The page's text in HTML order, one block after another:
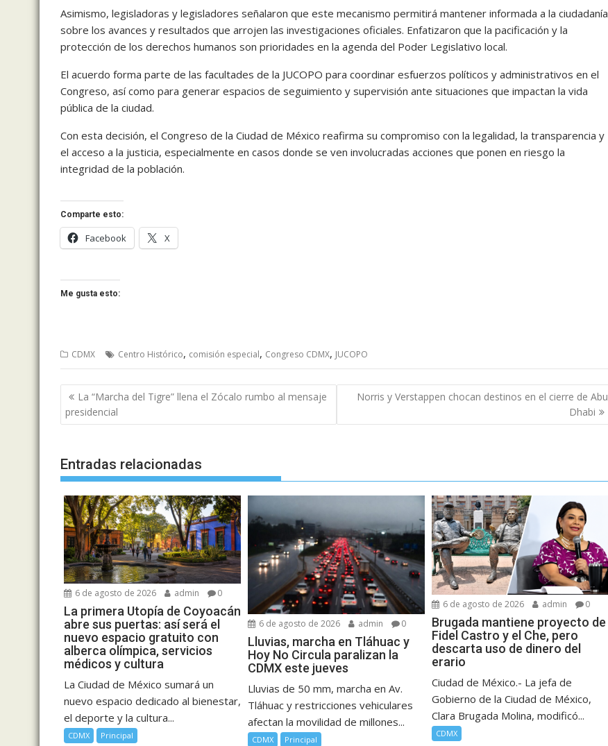
Asimismo, legisladoras y legisladores señalaron que este mecanismo permitirá mantener informada a la ciudadanía
sobre los avances y resultados que arrojen las investigaciones oficiales. Enfatizaron que la pacificación y la
protección de los derechos humanos son prioridades en la agenda del Poder Legislativo local.
El acuerdo forma parte de las facultades de la JUCOPO para coordinar esfuerzos políticos y administrativos en el
Congreso, así como para generar espacios de seguimiento y supervisión ante situaciones que impactan la vida
pública de la ciudad.
Con esta decisión, el Congreso de la Ciudad de México reafirma su compromiso con la legalidad, la transparencia y
el acceso a la justicia, especialmente en casos donde se ven involucradas acciones que ponen en riesgo la
integridad de la población.
Comparte esto:
Facebook X
Me gusta esto:
CDMX Centro Histórico, comisión especial, Congreso CDMX, JUCOPO
Navegación
de
entradas
La “Marcha del Tigre” llena el Zócalo rumbo al mensaje
presidencial
Norris y Verstappen chocan destinos en el cierre de Abu
Dhabi
Entradas relacionadas
6 de agosto de 2026 admin 0
La primera Utopía de Coyoacán
abre sus puertas: así será el
nuevo espacio gratuito con
alberca olímpica, servicios
médicos y cultura
La Ciudad de México sumará un
nuevo espacio dedicado al bienestar,
el deporte y la cultura...
CDMX Principal
6 de agosto de 2026 admin 0
Lluvias, marcha en Tláhuac y
Hoy No Circula paralizan la
CDMX este jueves
Lluvias de 50 mm, marcha en Av.
Tláhuac y restricciones vehiculares
afectan la movilidad de millones...
CDMX Principal
6 de agosto de 2026 admin 0
Brugada mantiene proyecto de
Fidel Castro y el Che, pero
descarta uso de dinero del
erario
Ciudad de México.- La jefa de
Gobierno de la Ciudad de México,
Clara Brugada Molina, modificó...
CDMX